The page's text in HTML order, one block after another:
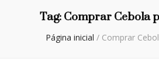
Tag:Comprar Cebola
Página inicial / Comprar